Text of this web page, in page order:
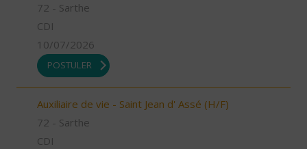
72 - Sarthe
CDI
10/07/2026
POSTULER
Auxiliaire de vie - Saint Jean d' Assé (H/F)
72 - Sarthe
CDI